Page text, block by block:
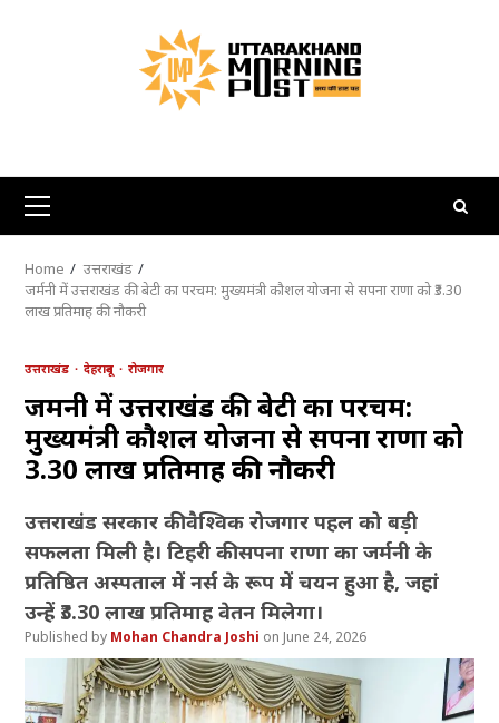
Primary
Menu
Home
उत्तराखंड
जर्मनी में उत्तराखंड की बेटी का परचम: मुख्यमंत्री कौशल योजना से सपना राणा को ₹3.30
लाख प्रतिमाह की नौकरी
उत्तराखंड देहरादून रोजगार
जर्मनी में उत्तराखंड की बेटी का परचम:
मुख्यमंत्री कौशल योजना से सपना राणा को
₹3.30 लाख प्रतिमाह की नौकरी
उत्तराखंड सरकार की वैश्विक रोजगार पहल को बड़ी
सफलता मिली है। टिहरी की सपना राणा का जर्मनी के
प्रतिष्ठित अस्पताल में नर्स के रूप में चयन हुआ है, जहां
उन्हें ₹3.30 लाख प्रतिमाह वेतन मिलेगा।
Mohan Chandra Joshi June 24, 2026